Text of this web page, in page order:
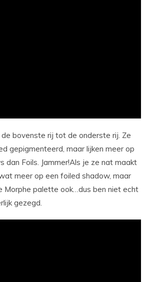
bovenste rij tot de onderste rij. Ze
gepigmenteerd, maar lijken meer op
dan Foils. Jammer!Als je ze nat maakt
meer op een foiled shadow, maar
Morphe palette ook…dus ben niet echt
gezegd.